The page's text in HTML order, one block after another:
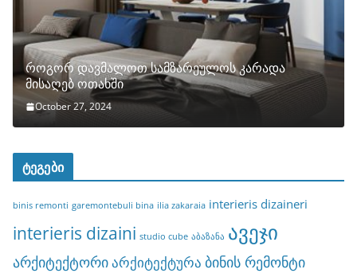
როგორ დავმალოთ სამზარეულოს კარადა
მისაღებ ოთახში
October 27, 2024
ტეგები
binis remonti garemontebuli bina ilia zakaraia interieris dizaineri
interieris dizaini studio cube აბაზანა ავეჯი
არქიტექტორიარქიტექტურა ბინის რემონტი